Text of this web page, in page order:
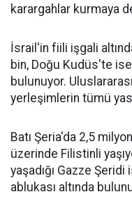
karargahlar kurmaya
İsrail'in fiili işgali
bin, Doğu Kudüs'te
bulunuyor.
yerleşimlerin tümü
Batı Şeria'da 2,5
üzerinde Filistinli
yaşadığı Gazze
ablukası altında